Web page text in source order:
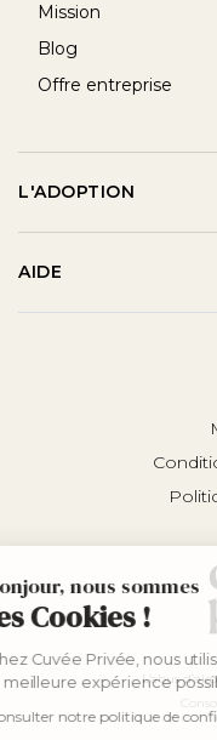
Mission
Blog
Offre entreprise
L'ADOPTION
AIDE
L’abus
Bonjour, nous
les Cookies !
Chez Cuvée Privée,
la meilleure expérience
Consulter notre politique de